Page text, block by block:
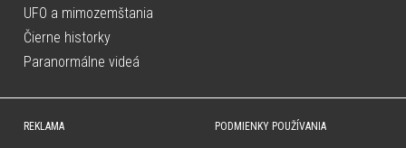
UFO a mimozemštania
Čierne historky
Paranormálne videá
REKLAMA PODMIENKY POUŽÍVANIA